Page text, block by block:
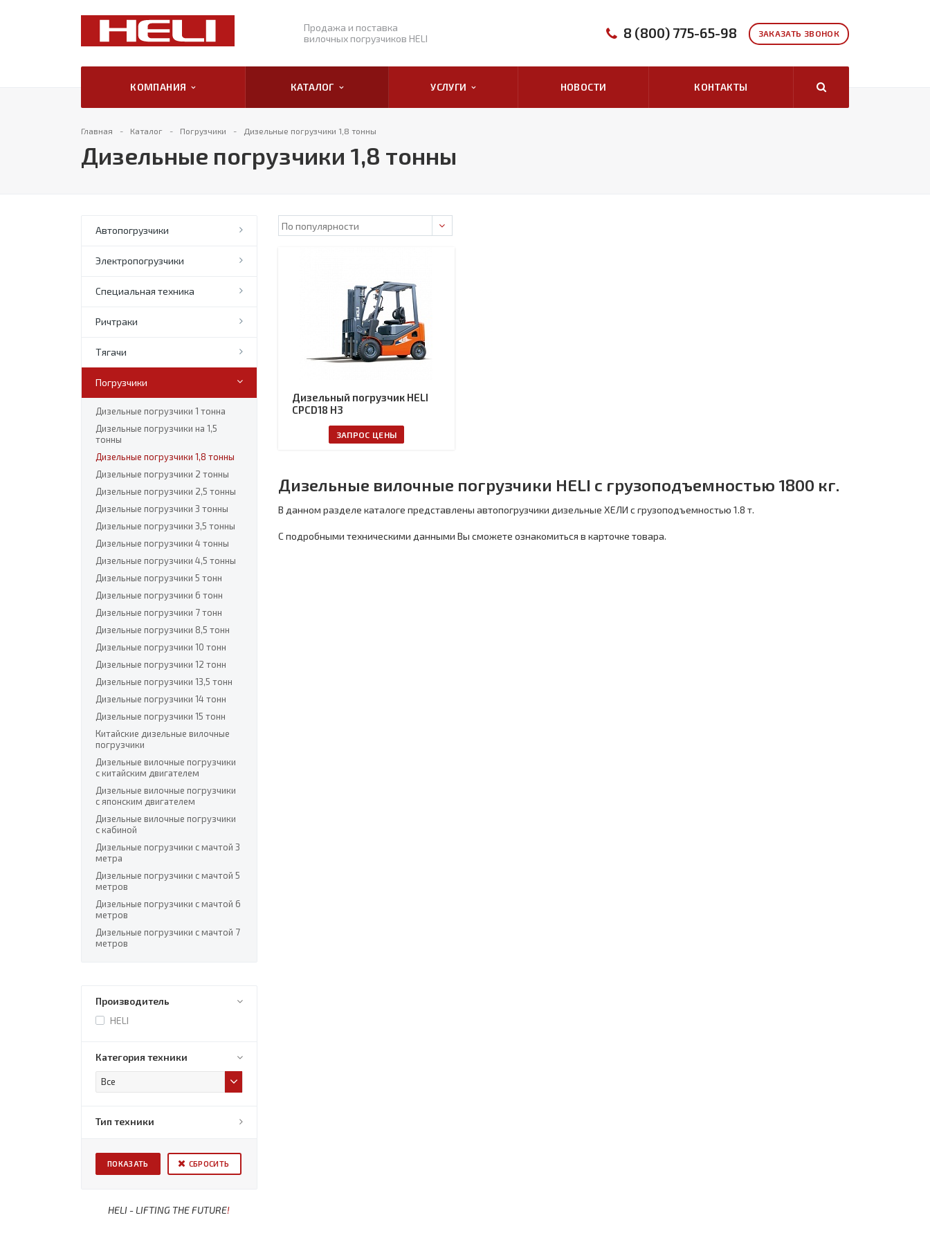
Продажа и поставка
вилочных погрузчиков HELI
ЗАКАЗАТЬ ЗВОНОК
8 (800) 775-65-98
КОМПАНИЯ КАТАЛОГ УСЛУГИ НОВОСТИ КОНТАКТЫ
Главная Каталог Погрузчики Дизельные погрузчики 1,8 тонны
Дизельные погрузчики 1,8 тонны
Автопогрузчики
Электропогрузчики
Специальная техника
Ричтраки
Тягачи
Погрузчики
Дизельные погрузчики 1 тонна
Дизельные погрузчики на 1,5
тонны
Дизельные погрузчики 1,8 тонны
Дизельные погрузчики 2 тонны
Дизельные погрузчики 2,5 тонны
Дизельные погрузчики 3 тонны
Дизельные погрузчики 3,5 тонны
Дизельные погрузчики 4 тонны
Дизельные погрузчики 4,5 тонны
Дизельные погрузчики 5 тонн
Дизельные погрузчики 6 тонн
Дизельные погрузчики 7 тонн
Дизельные погрузчики 8,5 тонн
Дизельные погрузчики 10 тонн
Дизельные погрузчики 12 тонн
Дизельные погрузчики 13,5 тонн
Дизельные погрузчики 14 тонн
Дизельные погрузчики 15 тонн
Китайские дизельные вилочные
погрузчики
Дизельные вилочные погрузчики
с китайским двигателем
Дизельные вилочные погрузчики
с японским двигателем
Дизельные вилочные погрузчики
с кабиной
Дизельные погрузчики с мачтой 3
метра
Дизельные погрузчики с мачтой 5
метров
Дизельные погрузчики с мачтой 6
метров
Дизельные погрузчики с мачтой 7
метров
Производитель
HELI
Категория техники
Все
Тип техники
СБРОСИТЬ
HELI - LIFTING THE FUTURE!
Дизельный погрузчик HELI
CPCD18 H3
ЗАПРОС ЦЕНЫ
Дизельные вилочные погрузчики HELI с грузоподъемностью 1800 кг.
В данном разделе каталоге представлены автопогрузчики дизельные ХЕЛИ с грузоподъемностью 1.8 т.
С подробными техническими данными Вы сможете ознакомиться в карточке товара.